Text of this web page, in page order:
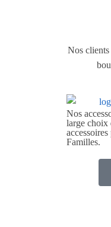
Nos
Nos
large choix
Familles.